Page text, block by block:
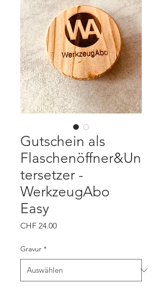
Gutschein als
Flaschenöffner&Un
tersetzer -
WerkzeugAbo
Easy
CHF 24.00Preis
Gravur *